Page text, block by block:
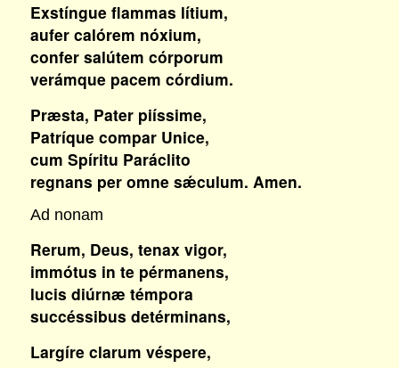
Exstíngue flammas lítium,
aufer calórem nóxium,
confer salútem córporum
verámque pacem córdium.
Præsta, Pater piíssime,
Patríque compar Unice,
cum Spíritu Paráclito
regnans per omne sǽculum. Amen.
Ad nonam
Rerum, Deus, tenax vigor,
immótus in te pérmanens,
lucis diúrnæ témpora
succéssibus detérminans,
Largíre clarum véspere,